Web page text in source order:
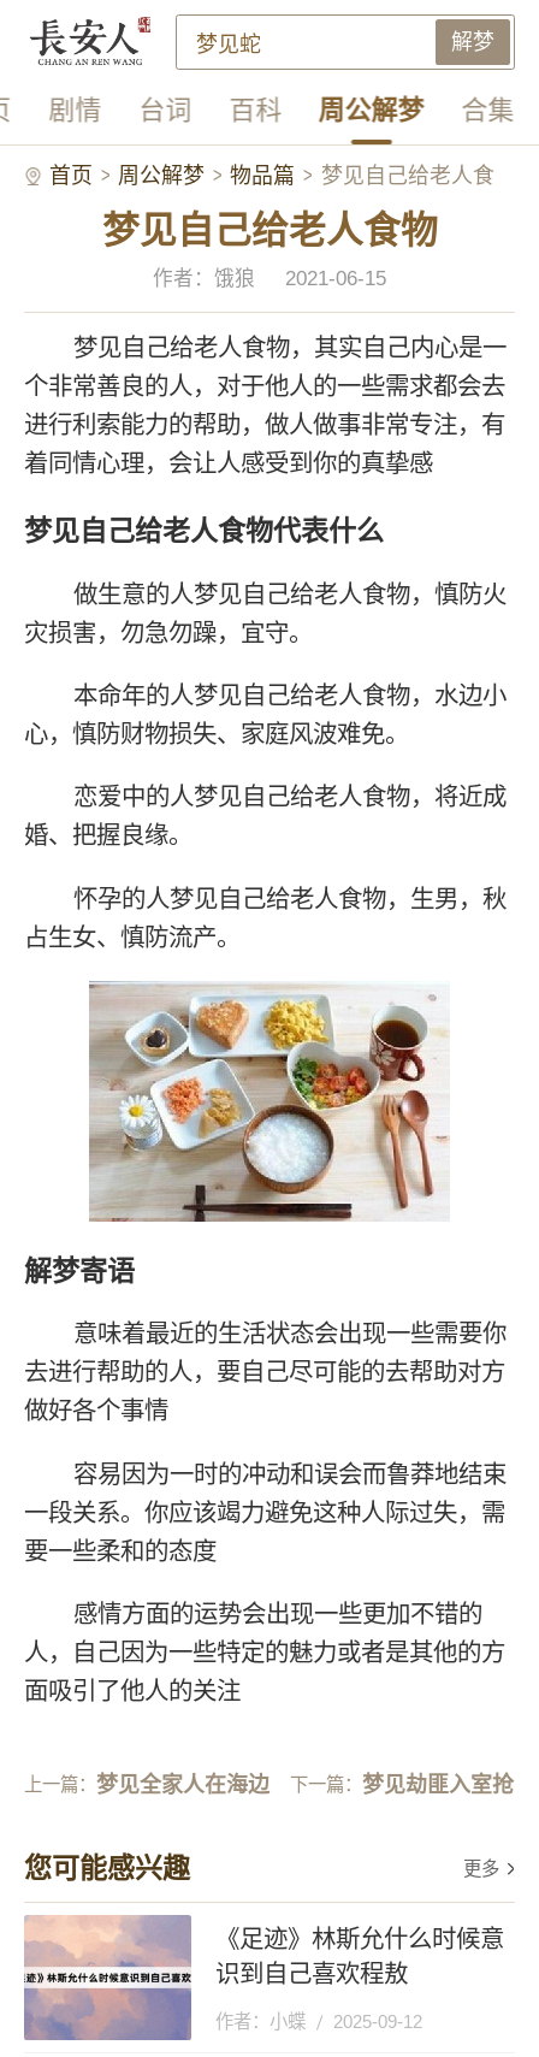
解梦
剧情 台词 百科 周公解梦 合集
首页 周公解梦 物品篇 梦见自己给老人食
物
梦见自己给老人食物
作者：饿狼 2021-06-15
梦见自己给老人食物，其实自己内心是一
个非常善良的人，对于他人的一些需求都会去
进行利索能力的帮助，做人做事非常专注，有
着同情心理，会让人感受到你的真挚感
梦见自己给老人食物代表什么
做生意的人梦见自己给老人食物，慎防火
灾损害，勿急勿躁，宜守。
本命年的人梦见自己给老人食物，水边小
心，慎防财物损失、家庭风波难免。
恋爱中的人梦见自己给老人食物，将近成
婚、把握良缘。
怀孕的人梦见自己给老人食物，生男，秋
占生女、慎防流产。
解梦寄语
意味着最近的生活状态会出现一些需要你
去进行帮助的人，要自己尽可能的去帮助对方
做好各个事情
容易因为一时的冲动和误会而鲁莽地结束
一段关系。你应该竭力避免这种人际过失，需
要一些柔和的态度
感情方面的运势会出现一些更加不错的
人，自己因为一些特定的魅力或者是其他的方
面吸引了他人的关注
上一篇：梦见全家人在海边 下一篇： 梦见劫匪入室抢
您可能感兴趣 更多
《足迹》林斯允什么时候意
识到自己喜欢程敖
作者：小蝶 2025-09-12